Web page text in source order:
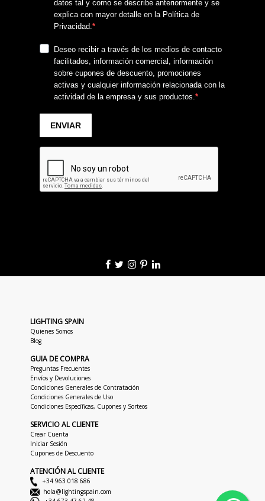
LIGHTING SPAIN
Quienes Somos
Blog
GUIA DE COMPRA
Preguntas Frecuentes
Envíos y Devoluciones
Condiciones Generales de Contratación
Condiciones Generales de Uso
Condiciones Específicas, Cupones y Sorteos
SERVICIO AL CLIENTE
Crear Cuenta
Iniciar Sesión
Cupones de Descuento
ATENCIÓN AL CLIENTE
+34 963 018 686
hola@lightingspain.com